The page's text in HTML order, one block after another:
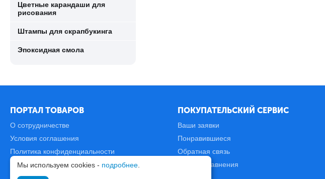
Цветные карандаши для
рисования
Штампы для скрапбукинга
Эпоксидная смола
ПОРТАЛ ТОВАРОВ
О сотрудничестве
Условия соглашения
Политика конфиденциальности
Карта сайта
ПОКУПАТЕЛЬСКИЙ СЕРВИС
Ваши заявки
Понравившиеся
Обратная связь
Список сравнения
Мы используем cookies - подробнее